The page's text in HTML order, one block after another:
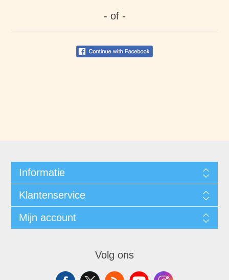
- of -
Informatie
Klantenservice
Mijn account
Volg ons